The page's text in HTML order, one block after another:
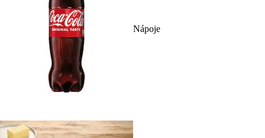
Nápoje